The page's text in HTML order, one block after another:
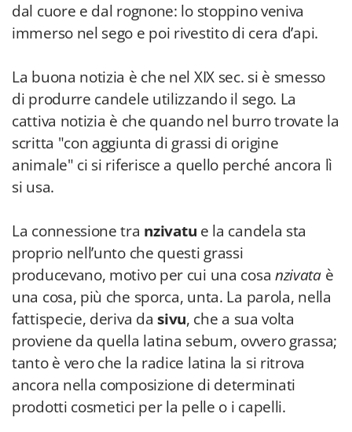
dal cuore e dal rognone: lo stoppino veniva
immerso nel sego e poi rivestito di cera d’api.
La buona notizia è che nel XIX sec. si è smesso
di produrre candele utilizzando il sego. La
cattiva notizia è che quando nel burro trovate la
scritta "con aggiunta di grassi di origine
animale" ci si riferisce a quello perché ancora lì
si usa.
La connessione tra nzivatu e la candela sta
proprio nell’unto che questi grassi
producevano, motivo per cui una cosa nzivataè
una cosa, più che sporca, unta. La parola, nella
fattispecie, deriva dasivu, che a sua volta
proviene da quella latina sebum, ovvero grassa;
tanto è vero che la radice latina la si ritrova
ancora nella composizione di determinati
prodotti cosmetici per la pelle o i capelli.